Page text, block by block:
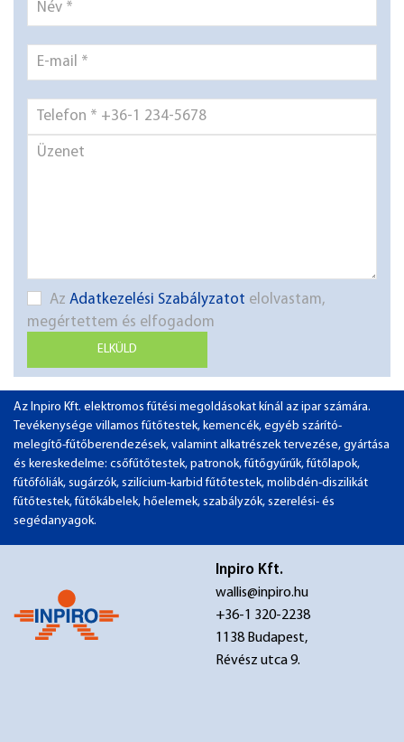
Az Adatkezelési Szabályzatot elolvastam,
megértettem és elfogadom
ELKÜLD
Az Inpiro Kft. elektromos fűtési megoldásokat kínál az ipar számára.
Tevékenysége villamos fűtőtestek, kemencék, egyéb szárító-
melegítő-fűtőberendezések, valamint alkatrészek tervezése, gyártása
és kereskedelme: csőfűtőtestek, patronok, fűtőgyűrűk, fűtőlapok,
fűtőfóliák, sugárzók, szilícium-karbid fűtőtestek, molibdén-diszilikát
fűtőtestek, fűtőkábelek, hőelemek, szabályzók, szerelési- és
segédanyagok.
Inpiro Kft.
wallis@inpiro.hu
+36-1 320-2238
1138 Budapest,
Révész utca 9.